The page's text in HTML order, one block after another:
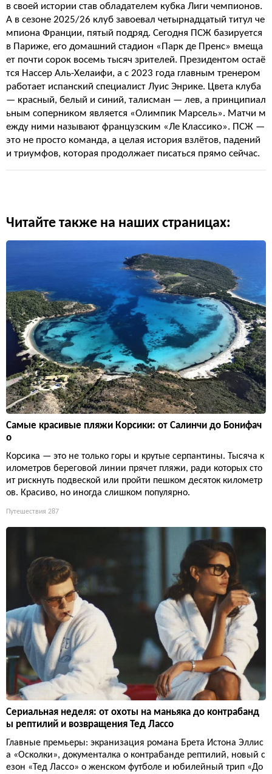
в своей истории став обладателем кубка Лиги чемпионов.
А в сезоне 2025/26 клуб завоевал четырнадцатый титул че
мпиона Франции, пятый подряд. Сегодня ПСЖ базируется
в Париже, его домашний стадион «Парк де Пренс» вмеща
ет почти сорок восемь тысяч зрителей. Президентом остаё
тся Нассер Аль-Хелаифи, а с 2023 года главным тренером
работает испанский специалист Луис Энрике. Цвета клуба
— красный, белый и синий, талисман — лев, а принципиал
ьным соперником является «Олимпик Марсель». Матчи м
ежду ними называют французским «Ле Классико». ПСЖ —
это не просто команда, а целая история взлётов, падений
и триумфов, которая продолжает писаться прямо сейчас.
Читайте также на наших страницах:
Самые красивые пляжи Корсики: от Салинчи до Бонифач
о
Корсика — это не только горы и крутые серпантины. Тысяча к
илометров береговой линии прячет пляжи, ради которых сто
ит рискнуть подвеской или пройти пешком десяток километр
ов. Красиво, но иногда слишком популярно.
Путешествия 287
Сериальная неделя: от охоты на маньяка до контрабанд
ы рептилий и возвращения Тед Лассо
Главные премьеры: экранизация романа Брета Истона Эллис
а «Осколки», документалка о контрабанде рептилий, новый с
езон «Тед Лассо» о женском футболе и юбилейный трип «До